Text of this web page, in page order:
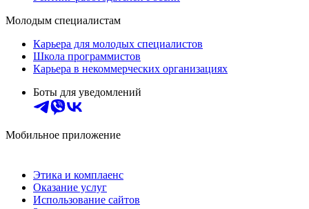
Молодым специалистам
Карьера для молодых специалистов
Школа программистов
Карьера в некоммерческих организациях
Боты для уведомлений
Мобильное приложение
Этика и комплаенс
Оказание услуг
Использование сайтов